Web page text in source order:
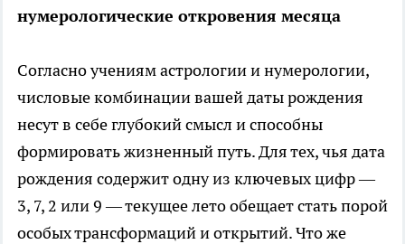
нумерологические откровения месяца
Согласно учениям астрологии и нумерологии,
числовые комбинации вашей даты рождения
несут в себе глубокий смысл и способны
формировать жизненный путь. Для тех, чья дата
рождения содержит одну из ключевых цифр —
3, 7, 2 или 9 — текущее лето обещает стать порой
особых трансформаций и открытий. Что же